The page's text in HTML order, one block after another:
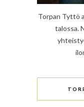
Torpan Tyttö
talossa.